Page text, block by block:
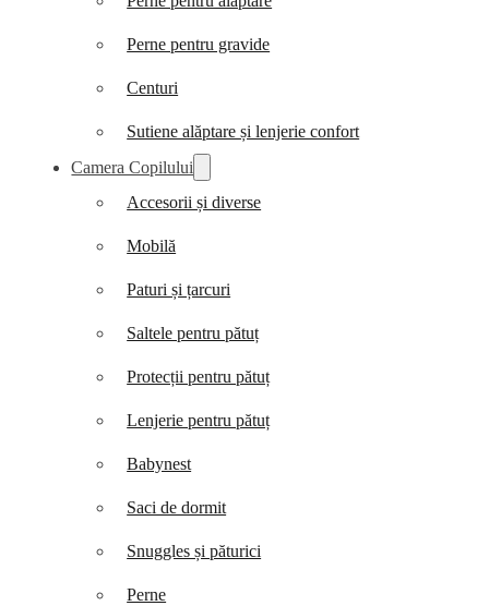
Perne pentru gravide
Centuri
Sutiene alăptare și lenjerie confort
Camera Copilului
Accesorii și diverse
Mobilă
Paturi și țarcuri
Saltele pentru pătuț
Protecții pentru pătuț
Lenjerie pentru pătuț
Babynest
Saci de dormit
Snuggles și păturici
Perne